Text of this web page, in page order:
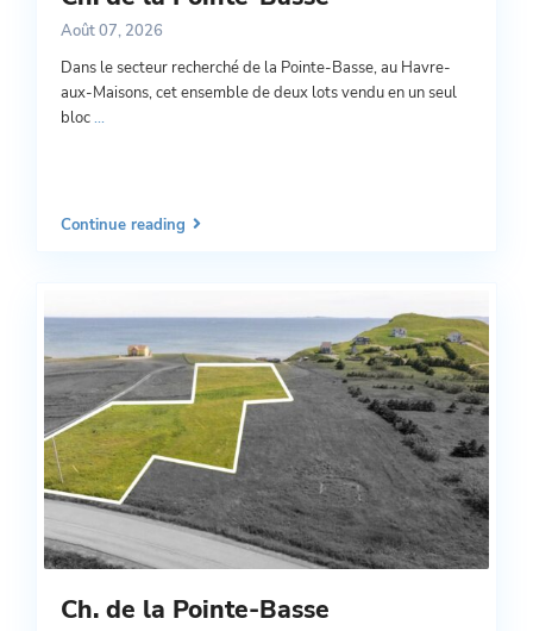
Août 07, 2026
Dans le secteur recherché de la Pointe-Basse, au Havre-
aux-Maisons, cet ensemble de deux lots vendu en un seul
bloc...
Continue reading
Ch. de la Pointe-Basse